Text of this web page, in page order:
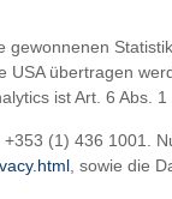
übertragen
ist Art. 6 Abs. 1
(1) 436 1001.
, sowie die